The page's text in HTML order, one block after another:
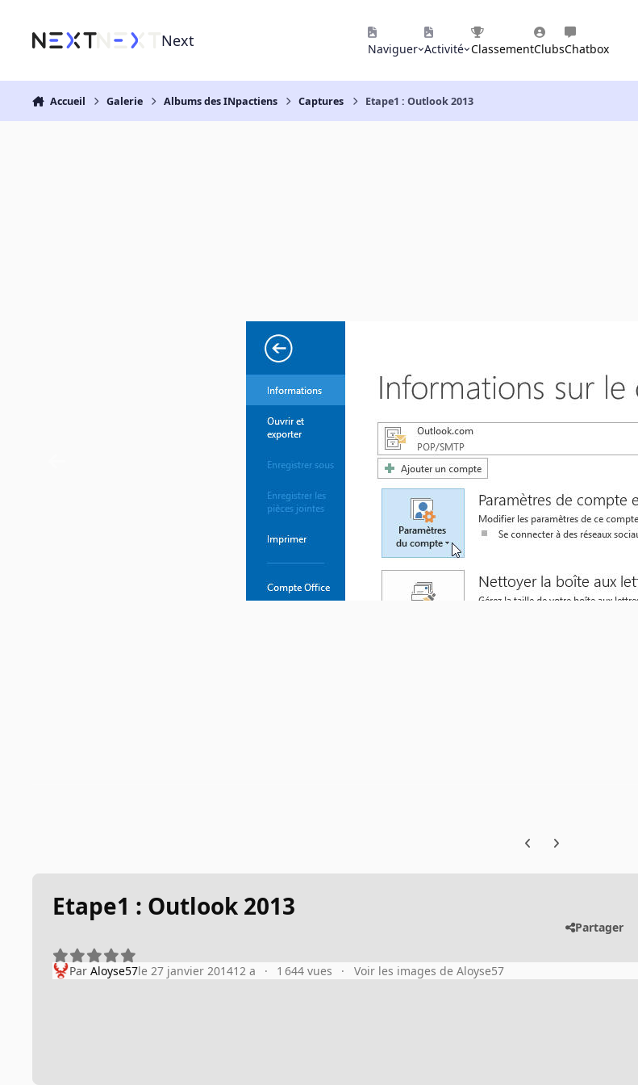
Next Naviguer Activité ClassementClubsChatbox
Accueil Galerie Albums des INpactiens Captures Etape1 : Outlook 2013
Previous carousel slide
Next carousel slide
Etape1 : Outlook 2013
Partager
Par Aloyse57le 27 janvier 201412 a 1 644 vues Voir les images de Aloyse57